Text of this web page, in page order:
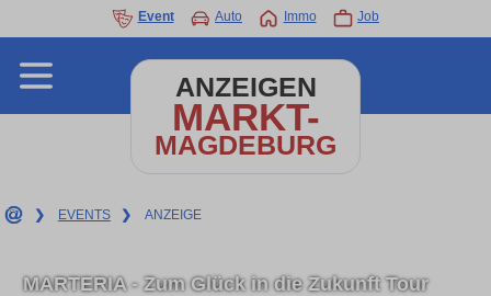
Event Auto Immo Job
ANZEIGEN
MARKT-
MAGDEBURG
❯ EVENTS ❯ ANZEIGE
MARTERIA - Zum Glück in die Zukunft Tour